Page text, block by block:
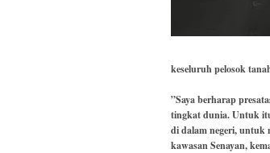
keseluruh pelosok
”Saya berharap
tingkat dunia. Untuk
di dalam negeri, untuk
kawasan Senayan,